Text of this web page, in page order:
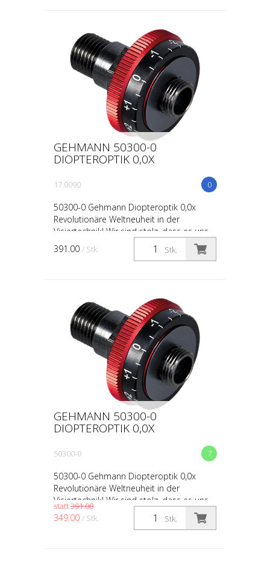
GEHMANN 50300-0
DIOPTEROPTIK 0,0X
0
17.0090
50300-0 Gehmann Diopteroptik 0,0x
Revolutionäre Weltneuheit in der
Visiertechnik! Wir sind stolz, dass es uns
gelungen ist, einen Traum des
Schießsports verwirklicht zu h...
Stk.
391.00 / Stk.
GEHMANN 50300-0
DIOPTEROPTIK 0,0X
7
50300-0
50300-0 Gehmann Diopteroptik 0,0x
Revolutionäre Weltneuheit in der
Visiertechnik! Wir sind stolz, dass es uns
gelungen ist, einen Traum des
Schießsports verwirklicht zu h...
Stk.
statt391.00
349.00 / Stk.